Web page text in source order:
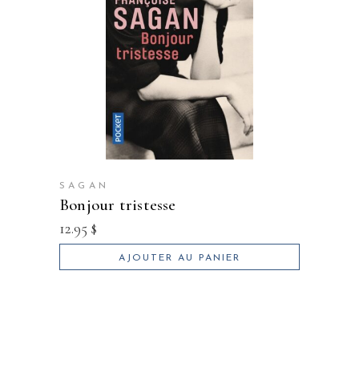
SAGAN
bonjour tristesse
12.95 $
AJOUTER AU PANIER